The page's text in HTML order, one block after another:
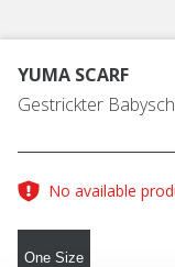
YUMA SCARF
Gestrickter
No available
One Size